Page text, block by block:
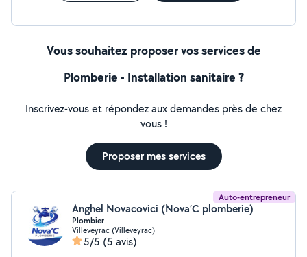
Vous souhaitez proposer vos services de
Plomberie - Installation sanitaire ?
Inscrivez-vous et répondez aux demandes près de chez
vous !
Proposer mes services
Auto-entrepreneur
Anghel Novacovici (Nova’C plomberie)
Plombier
Villeveyrac (Villeveyrac)
5/5 (5 avis)